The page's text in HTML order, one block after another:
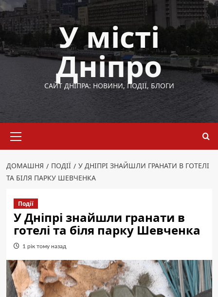
Перейти
до
вмісту
У місті
Дніпро
САЙТ ДНІПРА: НОВИНИ, ПОДІЇ, БЛОГИ
меню
ДОМАШНЯ ПОДІЇ
У ДНІПРІ ЗНАЙШЛИ ГРАНАТИ В ГОТЕЛІ
ТА БІЛЯ ПАРКУ ШЕВЧЕНКА
Події
У Дніпрі знайшли гранати в
готелі та біля парку Шевченка
1 рік тому назад